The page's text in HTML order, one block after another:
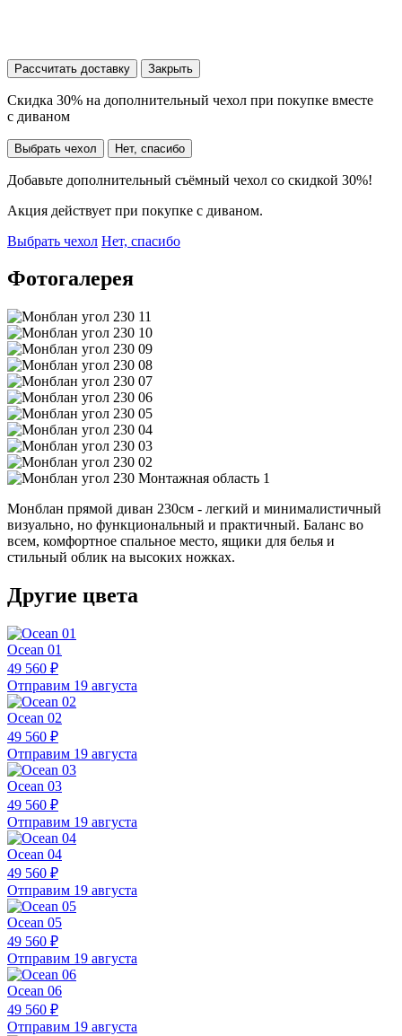
Рассчитать доставку Закрыть
Скидка 30% на дополнительный чехол при покупке вместе
с диваном
Выбрать чехол Нет, спасибо
Добавьте дополнительный съёмный чехол со скидкой 30%!
Акция действует при покупке с диваном.
Выбрать чехол Нет, спасибо
Фотогалерея
Монблан прямой диван 230см - легкий и минималистичный
визуально, но функциональный и практичный. Баланс во
всем, комфортное спальное место, ящики для белья и
стильный облик на высоких ножках.
Другие цвета
Ocean 01
49 560 ₽
Отправим 19 августа
Ocean 02
49 560 ₽
Отправим 19 августа
Ocean 03
49 560 ₽
Отправим 19 августа
Ocean 04
49 560 ₽
Отправим 19 августа
Ocean 05
49 560 ₽
Отправим 19 августа
Ocean 06
49 560 ₽
Отправим 19 августа